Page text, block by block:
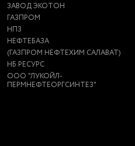
ЗАВОД ЭКОТОН
ГАЗПРОМ
НПЗ
НЕФТЕБАЗА
(ГАЗПРОМ НЕФТЕХИМ САЛАВАТ)
НБ РЕСУРС
ООО "ЛУКОЙЛ-
ПЕРМНЕФТЕОРГСИНТЕЗ"